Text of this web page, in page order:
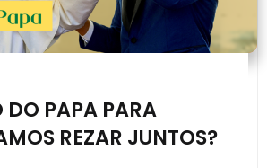
DO PAPA PARA
REZAR JUNTOS?